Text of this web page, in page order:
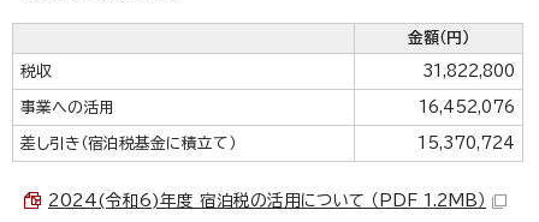
金額（円）
税収 31,822,800
事業への活用 16,452,076
差し引き（宿泊税基金に積立て） 15,370,724
2024(令和6)年度 宿泊税の活用について （PDF 1.2MB）